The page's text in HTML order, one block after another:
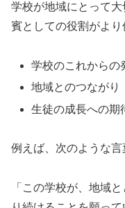
学校が地域にとって
賓としての役割がより
学校のこれからの
地域とのつながり
生徒の成長への期
例えば、次のような言
「この学校が、地域